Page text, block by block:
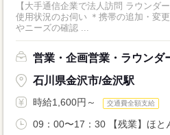
【大手通信企業で法人訪問 ラウンダ
使用状況のお伺い ＊携帯の追加・変
やニーズの確認 ...
営業・企画営業・ラウンダ
石川県金沢市/金沢駅
時給1,600円～ 交通費全額支給
09：00〜17：30 【残業】ほと